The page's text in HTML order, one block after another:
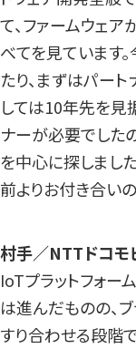
て、ファームウェ
べてを見ています
たり、まずはパー
しては10年先を見
ナーが必要でした
を中心に探しまし
前よりお付き合い
村手／NTTドコモ
IoTプラットフォー
は進んだものの、
すり合わせる段階